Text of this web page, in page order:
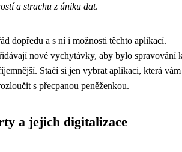
a strachu z úniku dat.
dopředu a s ní i možnosti těchto aplikací.
nové vychytávky, aby bylo spravování
Stačí si jen vybrat aplikaci, která vám
s přecpanou peněženkou.
a jejich digitalizace